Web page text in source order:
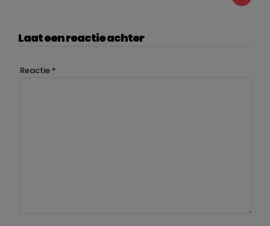
Laat een reactie achter
Reactie *